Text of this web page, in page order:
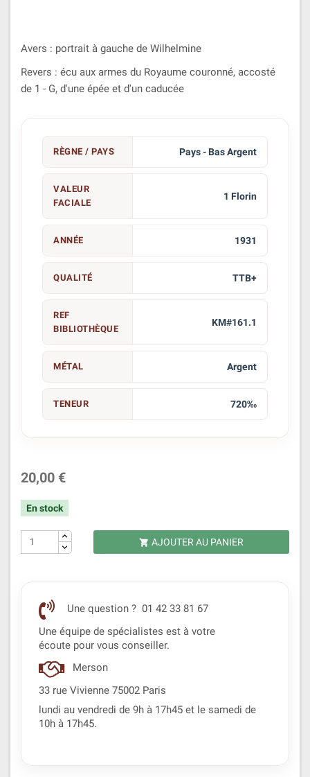
Avers : portrait à gauche de Wilhelmine
Revers : écu aux armes du Royaume couronné, accosté
de 1 - G, d'une épée et d'un caducée
RÈGNE / PAYS Pays - Bas Argent
VALEUR
FACIALE
1 Florin
ANNÉE 1931
QUALITÉ TTB+
REF
BIBLIOTHÈQUE
KM#161.1
MÉTAL Argent
TENEUR 720‰
20,00 €
En stock
 AJOUTER AU PANIER
Une question ? 01 42 33 81 67
Une équipe de spécialistes est à votre
écoute pour vous conseiller.
Merson
33 rue Vivienne 75002 Paris
lundi au vendredi de 9h à 17h45 et le samedi de
10h à 17h45.